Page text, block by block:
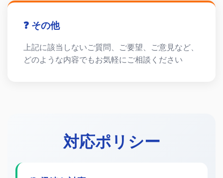
❓ その他
上記に該当しないご質問、ご要望、ご意見など、
どのような内容でもお気軽にご相談ください
対応ポリシー